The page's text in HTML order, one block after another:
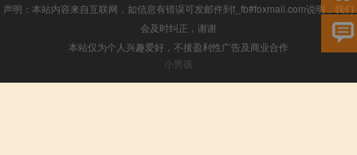
声明：本站内容来自互联网，如信息有错误可发邮件到f_fb#foxmail.com说明，我们
会及时纠正，谢谢
本站仅为个人兴趣爱好，不接盈利性广告及商业合作
小男孩